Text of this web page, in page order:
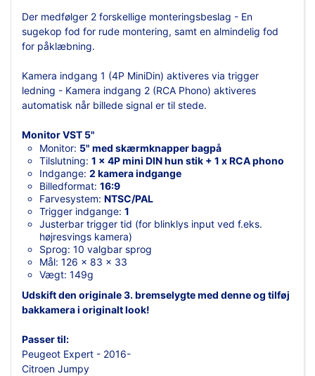
Der medfølger 2 forskellige monteringsbeslag - En
sugekop fod for rude montering, samt en almindelig fod
for påklæbning.
Kamera indgang 1 (4P MiniDin) aktiveres via trigger
ledning - Kamera indgang 2 (RCA Phono) aktiveres
automatisk når billede signal er til stede.
Monitor VST 5"
Monitor: 5" med skærmknapper bagpå
Tilslutning: 1 x 4P mini DIN hun stik + 1 x RCA phono
Indgange: 2 kamera indgange
Billedformat: 16:9
Farvesystem: NTSC/PAL
Trigger indgange: 1
Justerbar trigger tid (for blinklys input ved f.eks.
højresvings kamera)
Sprog: 10 valgbar sprog
Mål: 126 x 83 x 33
Vægt: 149g
Udskift den originale 3. bremselygte med denne og tilføj
bakkamera i originalt look!
Passer til:
Peugeot Expert - 2016-
Citroen Jumpy